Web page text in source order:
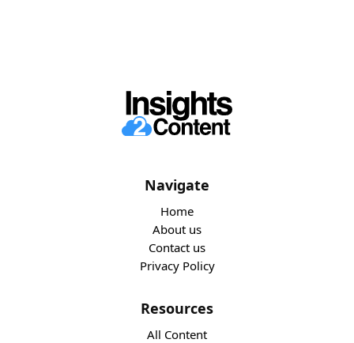
Navigate
Home
About us
Contact us
Privacy Policy
Resources
All Content